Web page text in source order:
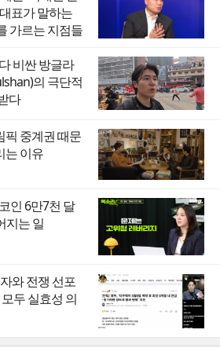
표가 말하는
가르는 지점들
비싼 방글라
의 극단적
다
픽 중계권 때문
는 이유
인 6만7천 달
지는 일
와 전쟁 선포
두 실효성 의